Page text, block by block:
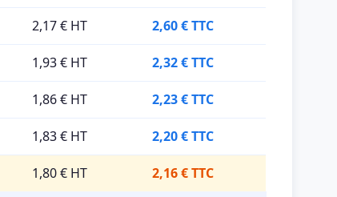
2,17 € HT 2,60 € TTC
1,93 € HT 2,32 € TTC
1,86 € HT 2,23 € TTC
1,83 € HT 2,20 € TTC
1,80 € HT 2,16 € TTC